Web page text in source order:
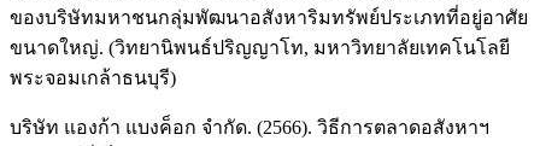
ของบริษัทมหาชนกลุ่มพัฒนาอสังหาริมทรัพย์ประเภทที่อยู่อาศัย
ขนาดใหญ่. (วิทยานิพนธ์ปริญญาโท, มหาวิทยาลัยเทคโนโลยี
พระจอมเกล้าธนบุรี)
บริษัท แองก้า แบงค็อก จำกัด. (2566). วิธีการตลาดอสังหาฯ